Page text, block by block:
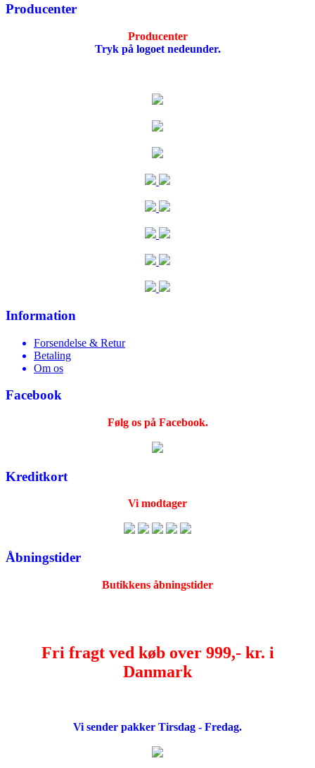
Producenter
Producenter
Tryk på logoet nedeunder.
Information
Forsendelse & Retur
Betaling
Om os
Facebook
Følg os på Facebook.
Kreditkort
Vi modtager
Åbningstider
Butikkens åbningstider
Fri fragt ved køb over 999,- kr. i
Danmark
Vi sender pakker Tirsdag - Fredag.